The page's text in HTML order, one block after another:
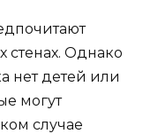
стенах. Однако
нет детей или
могут
случае